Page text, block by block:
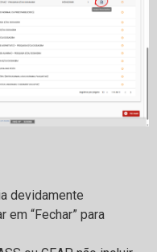
devidamente
em “Fechar” para